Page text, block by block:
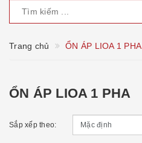
Trang chủ ỔN ÁP LIOA 1 PHA
ỔN ÁP LIOA 1 PHA
Sắp xếp theo: